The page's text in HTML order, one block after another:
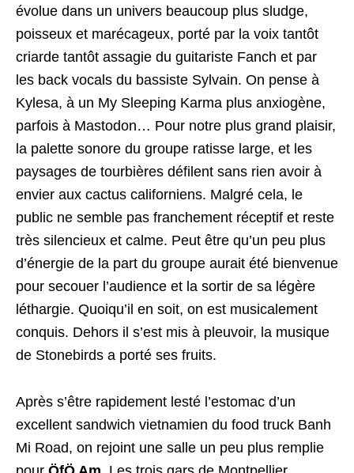
évolue dans un univers beaucoup plus sludge,
poisseux et marécageux, porté par la voix tantôt
criarde tantôt assagie du guitariste Fanch et par
les back vocals du bassiste Sylvain. On pense à
Kylesa, à un My Sleeping Karma plus anxiogène,
parfois à Mastodon… Pour notre plus grand plaisir,
la palette sonore du groupe ratisse large, et les
paysages de tourbières défilent sans rien avoir à
envier aux cactus californiens. Malgré cela, le
public ne semble pas franchement réceptif et reste
très silencieux et calme. Peut être qu’un peu plus
d’énergie de la part du groupe aurait été bienvenue
pour secouer l’audience et la sortir de sa légère
léthargie. Quoiqu’il en soit, on est musicalement
conquis. Dehors il s’est mis à pleuvoir, la musique
de Stonebirds a porté ses fruits.
Après s’être rapidement lesté l’estomac d’un
excellent sandwich vietnamien du food truck Banh
Mi Road, on rejoint une salle un peu plus remplie